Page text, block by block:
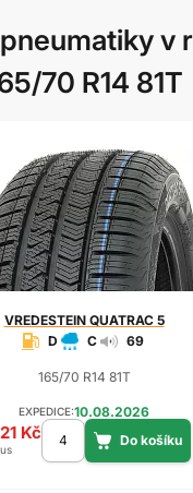
v
70 R14 81T
VREDESTEINQUATRAC 5
D
C 69
165/70 R14 81T
EXPEDICE:10.08.2026
Kč